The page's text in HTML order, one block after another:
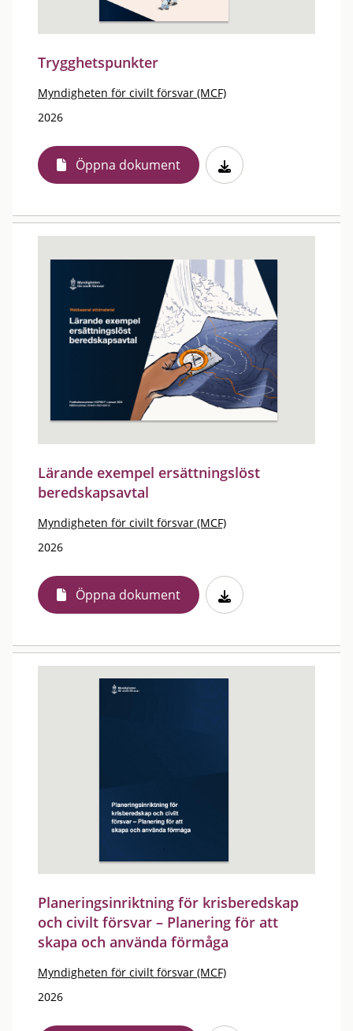
Trygghetspunkter
Myndigheten för civilt försvar (MCF)
2026
Öppna dokument
Lärande exempel ersättningslöst
beredskapsavtal
Myndigheten för civilt försvar (MCF)
2026
Öppna dokument
Planeringsinriktning för krisberedskap
och civilt försvar – Planering för att
skapa och använda förmåga
Myndigheten för civilt försvar (MCF)
2026